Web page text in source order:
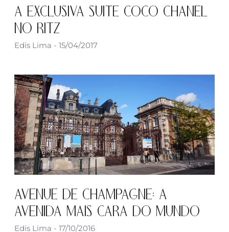
A EXCLUSIVA SUITE COCO CHANEL
NO RITZ
Edis Lima 15/04/2017
AVENUE DE CHAMPAGNE: A
AVENIDA MAIS CARA DO MUNDO
Edis Lima 17/10/2016